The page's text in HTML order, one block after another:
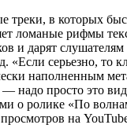
треки, в которых
ломаные рифмы
и дарят
«Если серьезно, то
наполненным
— надо просто это
о ролике «По
на